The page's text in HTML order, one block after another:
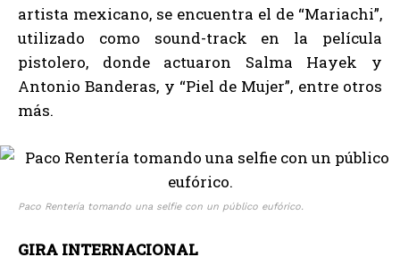
artista mexicano, se encuentra el de “Mariachi”,
utilizado como sound-track en la película
pistolero, donde actuaron Salma Hayek y
Antonio Banderas, y “Piel de Mujer”, entre otros
más.
Paco Rentería tomando una selfie con un público eufórico.
GIRA INTERNACIONAL